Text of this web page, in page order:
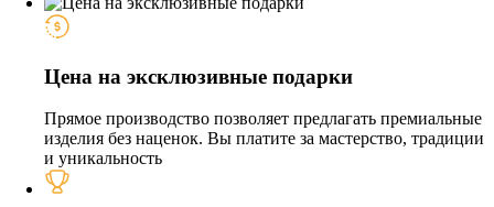
Цена на эксклюзивные подарки
Прямое производство позволяет предлагать премиальные
изделия без наценок. Вы платите за мастерство, традиции
и уникальность